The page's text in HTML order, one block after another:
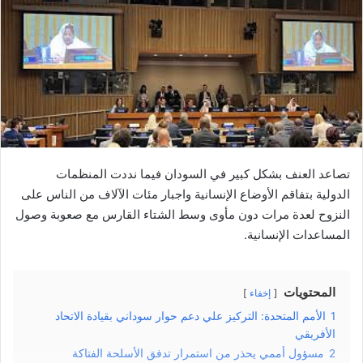
تصاعد العنف بشكل كبير في السودان فيما نددت المنظمات
الدولية بتفاقم الأوضاع الإنسانية واجبار مئات الآلاف من الناس على
النزوح لعدة مرات دون مأوى وسط الشتاء القارس مع صعوبة وصول
المساعدات الإنسانية.
المحتويات إخفاء
1 الأمم المتحدة: التركيز علي دعم حوار سوداني بقيادة الاتحاد
الأفريقي
2 مسؤول أممي يحذر من استمرار تدفق الأسلحة الفتاكة